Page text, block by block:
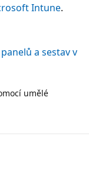
Intune.
a sestav v
umělé